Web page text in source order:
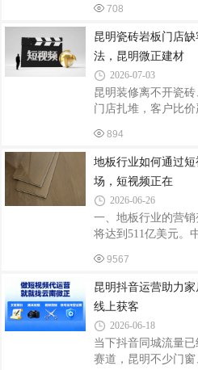
导私信预约免费上门
视频号等平台的流
业在线上获客方面
致用户注意力分散，
效率参差不齐。难点
窗老板每天坚持拍
现场，一个不落，
万，但评论区很安
生疑问：是不是门窗
708
昆明瓷砖岩板门店
法，昆明微正建材
2026-07-03
昆明装修离不开瓷
门店扎堆，客户比
正在贴砖的业主，
家拍视频只会堆砖款
想象不到铺贴效果
昆明同城精准客户
频运营，针对瓷砖岩
坑科普三大内容，
岩板背景墙，精准覆
爆款脚本（25 秒，
894
地板行业如何通过
场，短视频正在
2026-06-26
一、地板行业的营
将达到511亿美元。
革。消费者的购买
的潜在客户在购买
示，八成以上会参
品牌的必争之地。二
略策略一：抖音加视
局。超八成五的地
营效率不足。高管
9567
昆明抖音运营助力
线上获客
2026-06-18
当下抖音同城流量
赛道，昆明不少门